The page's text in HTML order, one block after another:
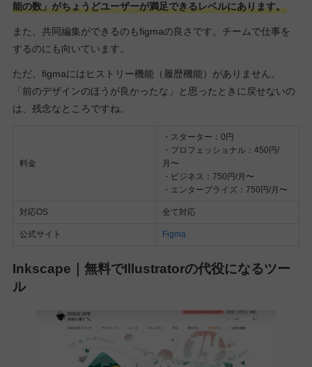
能の数」がちょうどユーザーが満足できるレベルにあります。
また、共同編集ができるのもfigmaの良さです。チームで仕事を
するのにも向いています。
ただ、figmaにはヒストリー機能（履歴機能）がありません。
「前のデザインのほうが良かったな」と思ったときに戻せないの
は、残念なところですね。
料金
・スターター：0円
・プロフェッショナル：450円/
月〜
・ビジネス：750円/月〜
・エンタープライズ：750円/月〜
対応OS 全て対応
公式サイト Figma
Inkscape｜無料でIllustratorの代役になるツー
ル